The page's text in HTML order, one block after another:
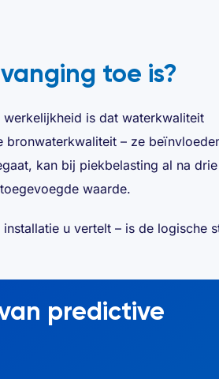
toe is?
is dat waterkwaliteit
bronwaterkwaliteit – ze
kan bij piekbelasting al na
waarde.
u vertelt – is de logische
predictive